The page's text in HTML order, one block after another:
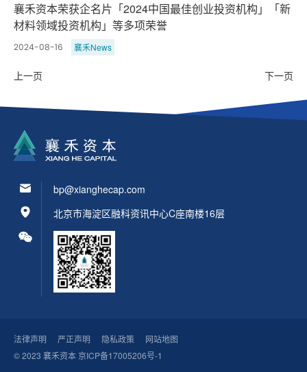
襄禾资本荣获企名片「2024中国最佳创业投资机构」「新
材料领域投资机构」等多项荣誉
2024-08-16 襄禾News
上一页 下一页
北京市海淀区融科资讯中心C座南楼16层
bp@xianghecap.com
© 2023 襄禾资本京ICP备17005206号-1
法律声明 严正声明 隐私政策 网站地图